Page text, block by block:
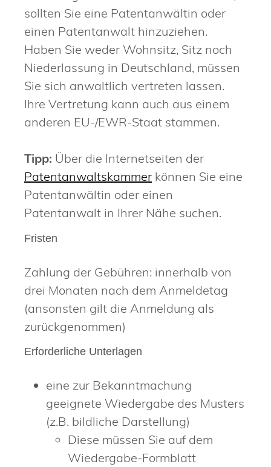
sollten Sie eine Patentanwältin oder
einen Patentanwalt hinzuziehen.
Haben Sie weder Wohnsitz, Sitz noch
Niederlassung in Deutschland, müssen
Sie sich anwaltlich vertreten lassen.
Ihre Vertretung kann auch aus einem
anderen EU-/EWR-Staat stammen.
Tipp: Über die Internetseiten der
Patentanwaltskammer können Sie eine
Patentanwältin oder einen
Patentanwalt in Ihrer Nähe suchen.
Fristen
Zahlung der Gebühren: innerhalb von
drei Monaten nach dem Anmeldetag
(ansonsten gilt die Anmeldung als
zurückgenommen)
Erforderliche Unterlagen
eine zur Bekanntmachung
geeignete Wiedergabe des Musters
(z.B. bildliche Darstellung)
Diese müssen Sie auf dem
Wiedergabe-Formblatt